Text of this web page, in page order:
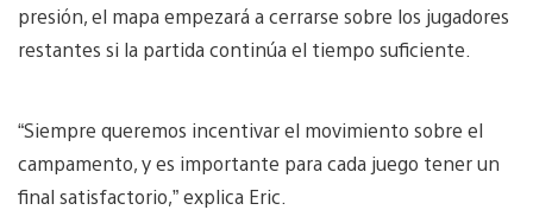
presión, el mapa empezará a cerrarse sobre los jugadores
restantes si la partida continúa el tiempo suficiente.
“Siempre queremos incentivar el movimiento sobre el
campamento, y es importante para cada juego tener un
final satisfactorio,” explica Eric.